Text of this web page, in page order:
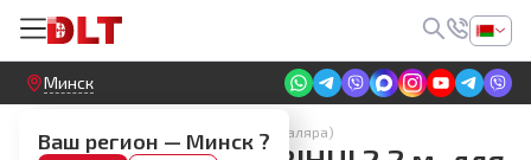
Круглосуточный! Прием заявок на сайте
Минск
Ваш регион — Минск ?
Общий и проявочный свет (лампы маляра)